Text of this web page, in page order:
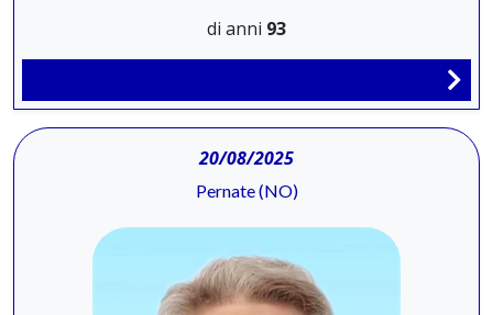
di anni 93
20/08/2025
Pernate (NO)